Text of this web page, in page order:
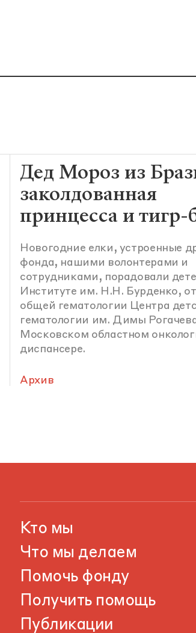
Дед Мороз из
заколдованная
принцесса и тигр-
Новогодние елки, устроенные
фонда, нашими волонтерами и
сотрудниками, порадовали
Институте им. Н.Н. Бурденко,
общей гематологии Центра
гематологии им. Димы
Московском областном
диспансере.
Архив
Кто мы
Что мы делаем
Помочь фонду
Получить помощь
Публикации